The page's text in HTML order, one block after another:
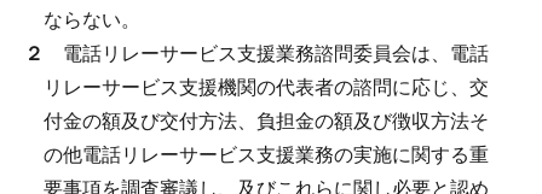
ならない。
２ 電話リレーサービス支援業務諮問委員会は、電話
リレーサービス支援機関の代表者の諮問に応じ、交
付金の額及び交付方法、負担金の額及び徴収方法そ
の他電話リレーサービス支援業務の実施に関する重
要事項を調査審議し、及びこれらに関し必要と認め